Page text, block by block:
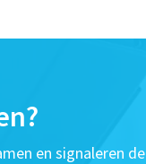
en signaleren de